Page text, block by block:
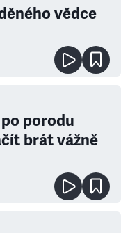
vědce
porodu
brát vážně